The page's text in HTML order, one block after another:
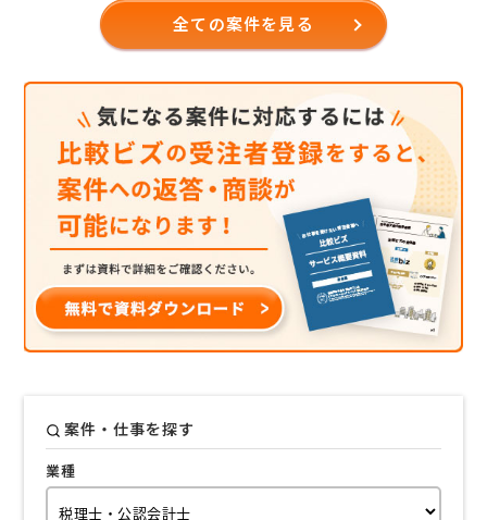
全ての案件を見る
案件・仕事を探す
業種